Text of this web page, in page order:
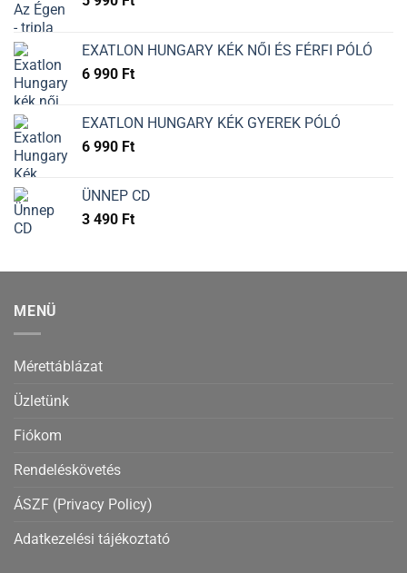
EXATLON HUNGARY KÉK NŐI ÉS FÉRFI PÓLÓ
6 990 Ft
EXATLON HUNGARY KÉK GYEREK PÓLÓ
6 990 Ft
ÜNNEP CD
3 490 Ft
MENÜ
Mérettáblázat
Üzletünk
Fiókom
Rendeléskövetés
ÁSZF (Privacy Policy)
Adatkezelési tájékoztató